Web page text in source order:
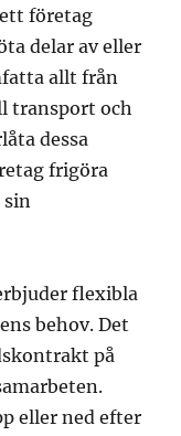
företag
delar av eller
allt från
transport och
dessa
frigöra
sin
flexibla
behov. Det
på
eller ned efter